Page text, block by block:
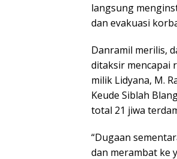
langsung
dan evakuasi
Danramil merilis,
ditaksir mencapai
milik Lidyana, M.
Keude Siblah
total 21 jiwa
“Dugaan
dan merambat ke